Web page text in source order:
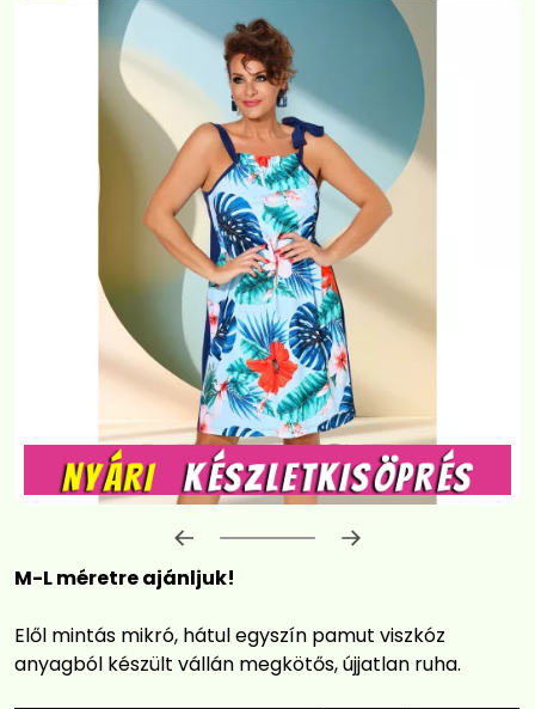
Előrehaladás:
M-L méretre ajánljuk!
Elől mintás mikró, hátul egyszín pamut viszkóz
anyagból készült vállán megkötős, újjatlan ruha.